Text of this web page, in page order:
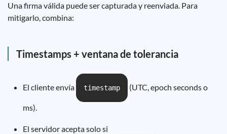
Una firma válida puede ser capturada y reenviada. Para
mitigarlo, combina:
Timestamps + ventana de tolerancia
El cliente envía timestamp (UTC, epoch seconds o
ms).
El servidor acepta solo si